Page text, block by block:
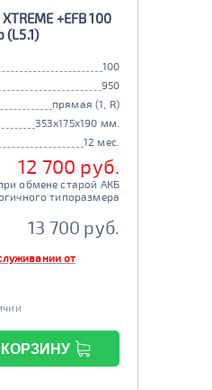
+EFB 100
(L5.1)
100
950
прямая (1, R)
353x175x190 мм.
12 мес.
12 700 руб.
обмене старой АКБ
типоразмера
13 700 руб.
от
КОРЗИНУ